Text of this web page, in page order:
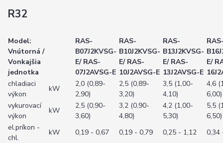
R32
Model:
Vnútorná /
Vonkajšia
jednotka
RAS-
B07J2KVSG-
E/ RAS-
07J2AVSG-E
RAS-
B10J2KVSG-
E/ RAS-
10J2AVSG-E
RAS-
B13J2KVSG-
E/ RAS-
13J2AVSG-E
E/
chladiaci
výkon
kW
2,0 (0,89-
2,90)
2,5 (0,89-
3,20)
3,5 (1,00-
4,10)
4,6
6,00)
vykurovací
výkon
kW
2,5 (0,90-
3,60)
3,2 (0,90-
4,80)
4,2 (1,00-
5,30)
5,5
6,50)
el.príkon -
chl.
kW 0,19 - 0,67 0,19 - 0,79 0,25 - 1,12
0,34